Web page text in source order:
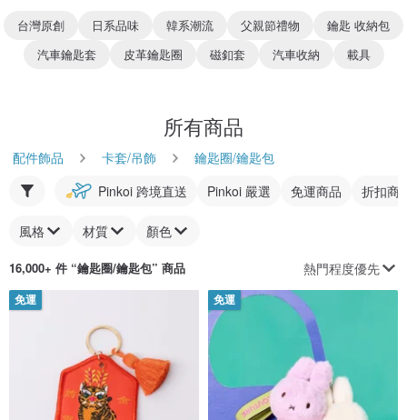
台灣原創 日系品味 韓系潮流 父親節禮物
鑰匙 收納包
汽車鑰匙套
皮革鑰匙圈 磁釦套 汽車收納 載具
所有商品
配件飾品 卡套/吊飾
鑰匙圈/鑰匙包
Pinkoi 跨境直送
Pinkoi 嚴選 免運商品 折扣商
風格 材質 顏色
16,000+ 件 “鑰匙圈/鑰匙包” 商品 熱門程度優先
免運 免運